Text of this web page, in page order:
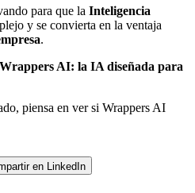
para que la Inteligencia
y se convierta en la ventaja
.
AI: la IA diseñada para
piensa en ver si Wrappers AI
en LinkedIn